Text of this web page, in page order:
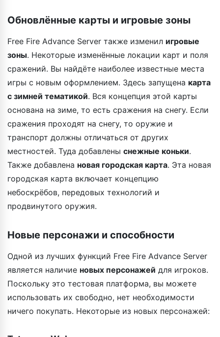
Обновлённые карты и игровые зоны
Free Fire Advance Server также изменил игровые
зоны. Некоторые изменённые локации карт и поля
сражений. Вы найдёте наиболее известные места
игры с новым оформлением. Здесь запущена карта
с зимней тематикой. Вся концепция этой карты
основана на зиме, то есть сражения на снегу. Если
сражения проходят на снегу, то оружие и
транспорт должны отличаться от других
местностей. Туда добавлены снежные коньки.
Также добавлена новая городская карта. Эта новая
городская карта включает концепцию
небоскрёбов, передовых технологий и
продвинутого оружия.
Новые персонажи и способности
Одной из лучших функций Free Fire Advance Server
является наличие новых персонажей для игроков.
Поскольку это тестовая платформа, вы можете
использовать их свободно, нет необходимости
ничего покупать. Некоторые из новых персонажей: